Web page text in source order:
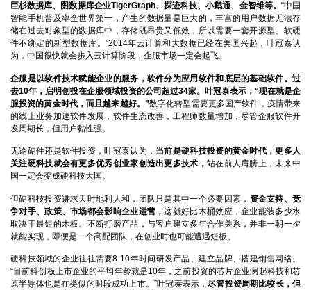
巨杉数据库、图数据库企业TigerGraph、探迹科技、小鹅通、金智维等。 “中国
智能手机普及率全世界第一，产生的数据量是巨大的，丰富的用户数据无法存
储在过去对象型的数据库中，存储既昂贵又低效，所以需要一套开源型、软硬
件不绑定的新型数据库。”2014年云计算和大数据已经在美国兴起，叶冠泰认
为，中国很快就会步入云计算阶段，企服市场一定会起飞。
企服是以软件技术赋能企业的服务，软件分为应用软件和底层的基础软件。过
去10年，启明创投在企服领域投资的公司超过34家。叶冠泰表示，“现在就是企
服投资的黄金时代，而且越来越好。”数字化转型需要更多国产软件，疫情带来
的线上业务加速软件发展，软件生态改善，工程师数量增加，尽管企服软件开
发周期长，但用户黏性强。
无论硬件还是软件投资，叶冠泰认为， 当前是硬科技投资的黄金时代，更多人
关注硬科技就会有更多优秀创业家创造出更多技术， 站在前人肩膀上，未来中
国一定会变成硬科技大国。
但硬科技投资讲求天时地利人和，团队只是其中一个必要因素， 资金支持、竞
争对手、政策、市场都会影响企业运营，这就好比木桶效应，企业能装多少水
取决于最短的木板。不断打磨产品，与客户建立多年合作关系，并非一朝一夕
就能实现，即便是一个高配团队，在创业时也可能遭遇短板。
硬科技领域的企业往往需要8-10年时间研发产品、建立品牌、搭建销售网络。
“目前科创板上市企业的平均年龄就是10年，之前投资的芯片企业澜起科技和芯
原半导体也是在类似的时段成功上市。”叶冠泰表示，尽管投资周期比较长，但